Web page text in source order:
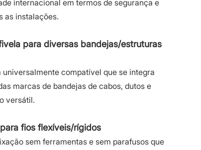
internacional em termos de segurança e
as instalações.
para diversas bandejas/estruturas
compatível que se integra
marcas de bandejas de cabos, dutos e
versátil.
fios flexíveis/rígidos
sem ferramentas e sem parafusos que